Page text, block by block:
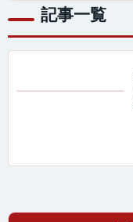
記事一覧